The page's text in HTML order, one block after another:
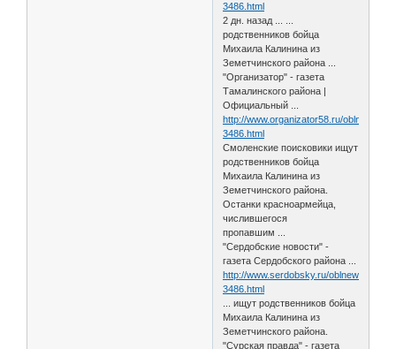
3486.html
2 дн. назад ... ...
родственников бойца
Михаила Калинина из
Земетчинского района ...
"Организатор" - газета
Тамалинского района |
Официальный ...
http://www.organizator58.ru/oblnews-
3486.html
Смоленские поисковики ищут
родственников бойца
Михаила Калинина из
Земетчинского района.
Останки красноармейца,
числившегося
пропавшим ...
"Сердобские новости" -
газета Сердобского района ...
http://www.serdobsky.ru/oblnews-
3486.html
... ищут родственников бойца
Михаила Калинина из
Земетчинского района.
"Сурская правда" - газета